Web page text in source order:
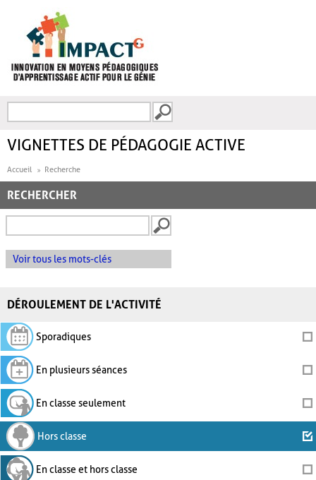
FORMULAIRE DE
VIGNETTES DE PÉDAGOGIE ACTIVE
Accueil Recherche
RECHERCHER
Voir tous les mots-clés
DÉROULEMENT DE L'ACTIVITÉ
Sporadiques
En plusieurs séances
En classe seulement
Hors classe
En classe et hors classe